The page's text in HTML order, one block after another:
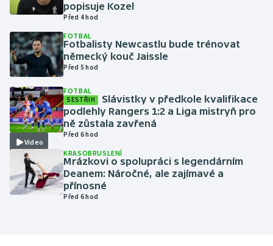
Lezení
Lyže a snowboard
Moderní pětiboj
Motorsport
Olympijské hry
Parasport
Plavání
popisuje Kozel
Před 4 hod
FOTBAL
Fotbalisty Newcastlu bude trénovat
německý kouč Jaissle
Před 5 hod
Video
FOTBAL
SESTŘIH
Slávistky v předkole kvalifikace
podlehly Rangers 1:2 a Liga mistryň pro
ně zůstala zavřená
Před 6 hod
KRASOBRUSLENÍ
Mrázkovi o spolupráci s legendárním
Deanem: Náročné, ale zajímavé a
přínosné
Před 6 hod